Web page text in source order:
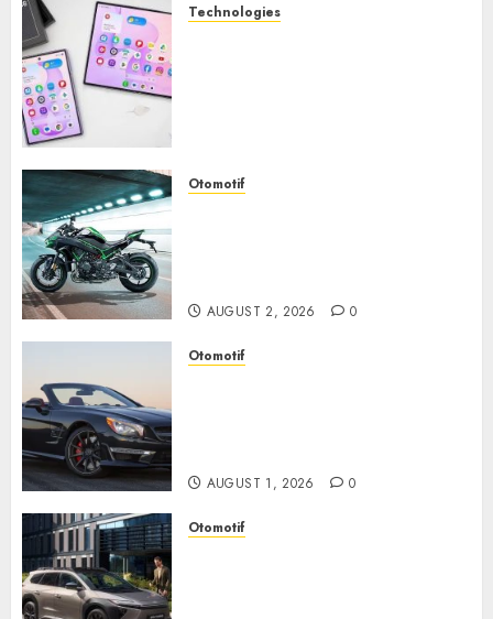
Technologies
Otomotif
AUGUST 2, 2026 0
Otomotif
AUGUST 1, 2026 0
Otomotif